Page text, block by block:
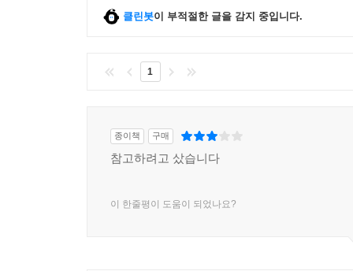
클린봇이 부적절한 글을 감지 중입니다.
1
종이책 구매
참고하려고 샀습니다
이 한줄평이 도움이 되었나요?